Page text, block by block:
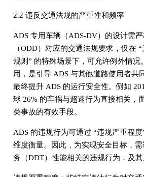
2.2 违反交通法规的严重性和频率
ADS 专用车辆（ADS-DV）的设计需
（ODD）对应的交通法规要求，仅在
规则” 的特殊场景下，可允许例外情况
用，是引导 ADS 与其他道路使用者共
最终提升 ADS 的运行安全性。例如
球 26% 的车祸与超速行为直接相关，
类事故的有效手段。
ADS 的违规行为可通过 “违规严重程
维度衡量。因此，为实现安全目标，
务（DDT）性能相关的违规行为，及其